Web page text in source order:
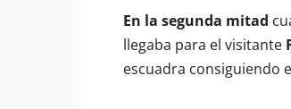
En la segunda mitad
llegaba para el visitante
escuadra consiguiendo